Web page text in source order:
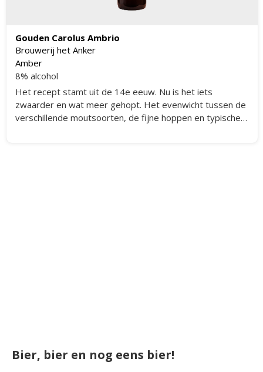
Gouden Carolus Ambrio
Brouwerij het Anker
Amber
8% alcohol
Het recept stamt uit de 14e eeuw. Nu is het iets
zwaarder en wat meer gehopt. Het evenwicht tussen de
verschillende moutsoorten, de fijne hoppen en typische
Bier, bier en nog eens bier!